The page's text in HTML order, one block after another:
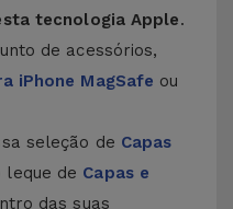
tecnologia Apple.
de acessórios,
iPhone MagSafe ou
seleção de Capas
leque de Capas e
das suas